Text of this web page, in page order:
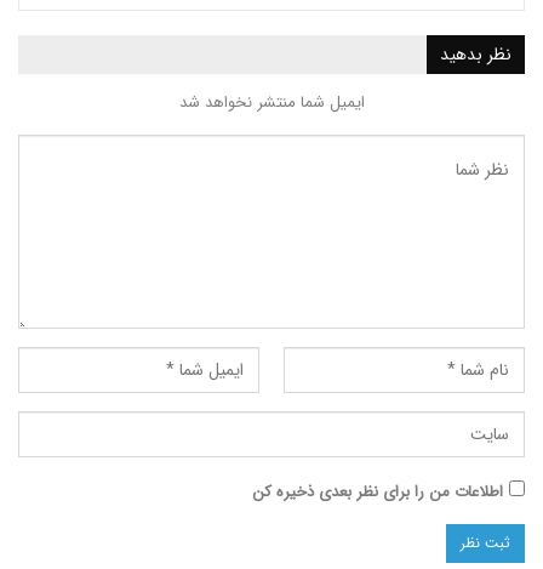
ایمیل شما منتشر نخواهد شد
من را برای نظر بعدی ذخیره کن